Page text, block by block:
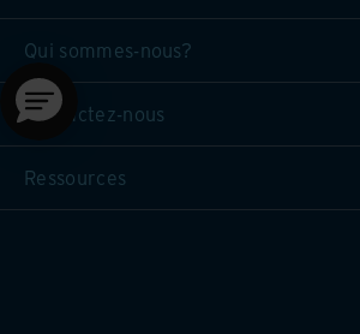
Qui sommes-nous?
Contactez-nous
Ressources